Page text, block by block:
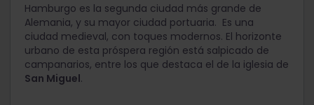
Hamburgo es la segunda ciudad más grande de
Alemania, y su mayor ciudad portuaria. Es una
ciudad medieval, con toques modernos. El horizonte
urbano de esta próspera región está salpicado de
campanarios, entre los que destaca el de la iglesia de
San Miguel.